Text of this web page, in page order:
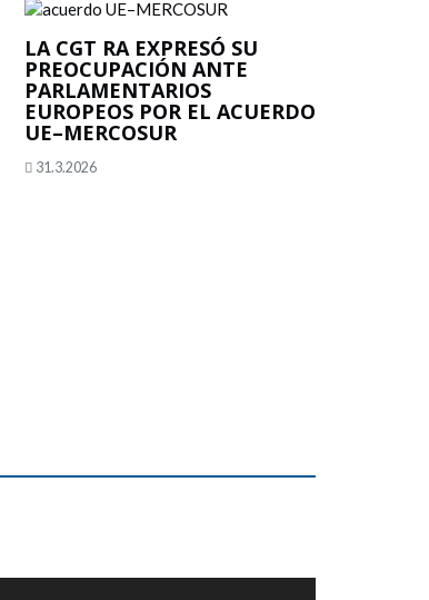
LA CGT RA EXPRESÓ SU
PREOCUPACIÓN ANTE
PARLAMENTARIOS
EUROPEOS POR EL ACUERDO
UE–MERCOSUR
31.3.2026